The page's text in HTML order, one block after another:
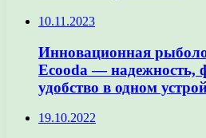
10.11.2023
Инновационная
Ecooda — надежность,
удобство в одном
19.10.2022